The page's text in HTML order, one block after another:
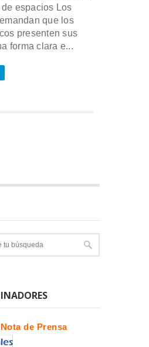
espacios Los
que los
presenten sus
forma clara e...
de Prensa